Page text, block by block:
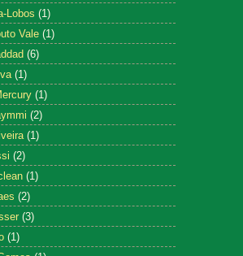
Lobos (1)
Vale (1)
(6)
(1)
(1)
(2)
(1)
(2)
(1)
(2)
(3)
(1)